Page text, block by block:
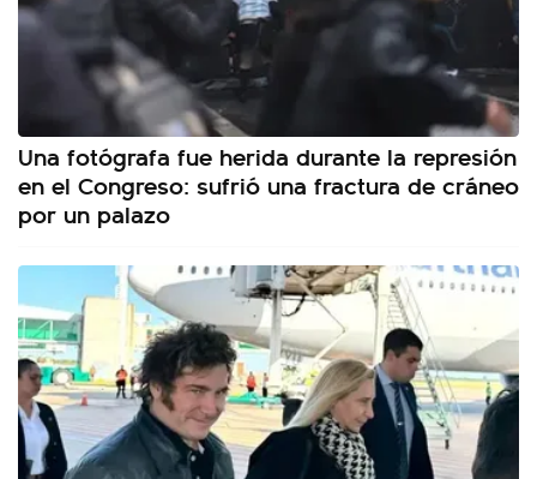
Una fotógrafa fue herida durante la represión
en el Congreso: sufrió una fractura de cráneo
por un palazo